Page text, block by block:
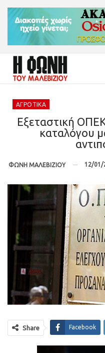
ΑΓΡΟΤΙΚΆ
Εξεταστική
καταλόγου
ΦΩΝΗ ΜΑΛΕΒΙΖΙΟΥ 12/01/
Share Facebook